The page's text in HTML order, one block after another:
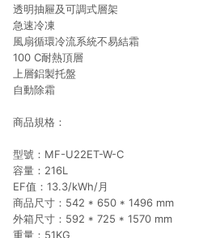
透明抽屜及可調式層架
急速冷凍
風扇循環冷流系統不易結霜
100 C耐熱頂層
上層鋁製托盤
自動除霜
商品規格：
型號：MF-U22ET-W-C
容量：216L
EF值：13.3/kWh/月
商品尺寸：542 * 650 * 1496 mm
外箱尺寸：592 * 725 * 1570 mm
重量：51KG